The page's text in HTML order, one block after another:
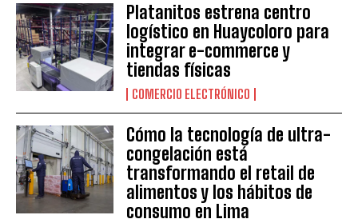
Platanitos estrena centro
logístico en Huaycoloro para
integrar e-commerce y
tiendas físicas
COMERCIO ELECTRÓNICO
Cómo la tecnología de ultra-
congelación está
transformando el retail de
alimentos y los hábitos de
consumo en Lima